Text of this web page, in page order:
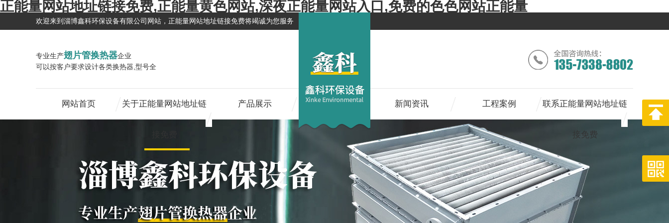
正能量网站地址链接免费,正能量黄色网站,深夜正能量网站入口,免费的色色网站正能量
欢迎来到淄博鑫科环保设备有限公司网站，正能量网站地址链接免费将竭诚为您服务
专业生产翅片管换热器企业
可以按客户要求设计各类换热器,型号全
网站首页 关于正能量网站地址链 产品展示 新闻资讯 工程案例 联系正能量网站地址链
接免费